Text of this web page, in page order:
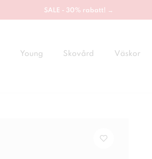
SALE - 30% rabatt! →
Young Skovård Väskor